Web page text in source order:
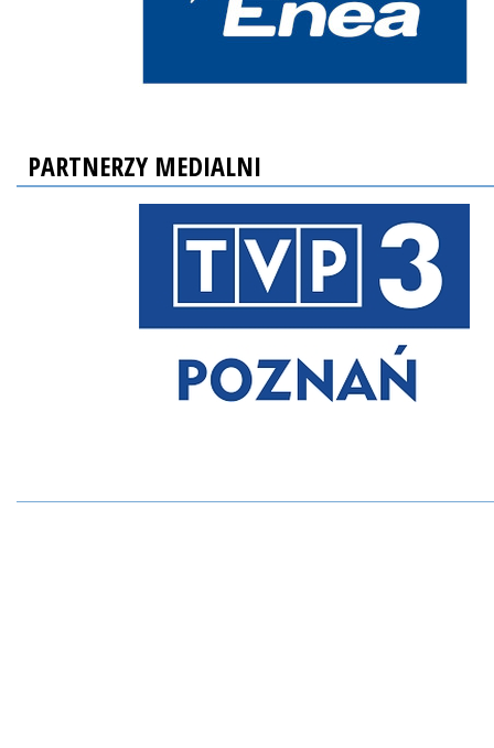
PARTNERZY MEDIALNI